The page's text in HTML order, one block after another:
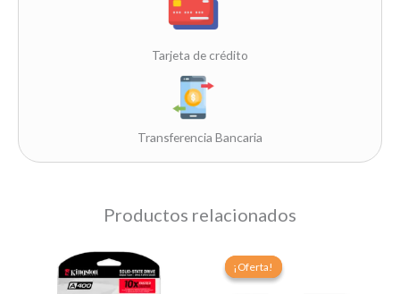
Tarjeta de crédito
Transferencia Bancaria
Productos relacionados
¡Oferta!
¡Oferta!